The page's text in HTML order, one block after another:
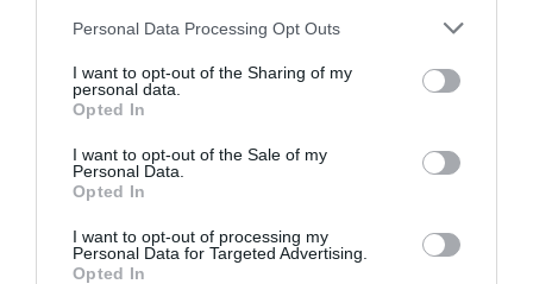
Personal Data Processing Opt Outs
I want to opt-out of the Sharing of my
personal data.
Opted In
I want to opt-out of the Sale of my
Personal Data.
Opted In
I want to opt-out of processing my
Personal Data for Targeted Advertising.
Opted In
c
e
b
o
o
k
ss
e
n
g
er
at
s
p
p
y
n
ar
e